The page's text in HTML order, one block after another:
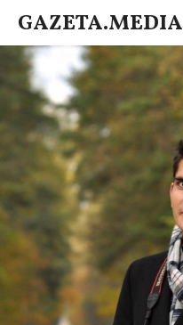
GAZETA.MEDIA